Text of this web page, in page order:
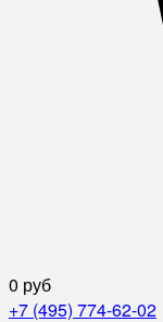
0 руб
+7 (495) 774-62-02